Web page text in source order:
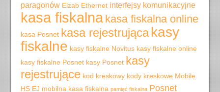
paragonów Elzab Ethernet interfejsy komunikacyjne
kasa fiskalna kasa fiskalna online
kasa Posnet kasa rejestrująca kasy
fiskalne kasy fiskalne Novitus kasy fiskalne online
kasy fiskalne Posnet kasy Posnet kasy
rejestrujące kod kreskowy kody kreskowe Mobile
HS EJ mobilna kasa fiskalna pamięć fiskalna Posnet